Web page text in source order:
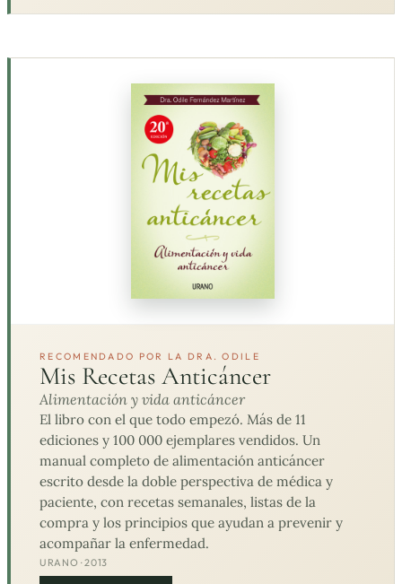
RECOMENDADO POR LA DRA. ODILE
Mis Recetas Anticáncer
Alimentación y vida anticáncer
El libro con el que todo empezó. Más de 11
ediciones y 100 000 ejemplares vendidos. Un
manual completo de alimentación anticáncer
escrito desde la doble perspectiva de médica y
paciente, con recetas semanales, listas de la
compra y los principios que ayudan a prevenir y
acompañar la enfermedad.
URANO · 2013